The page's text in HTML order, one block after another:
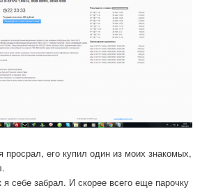
просрал, его купил один из моих знакомых,
я себе забрал. И скорее всего еще парочку